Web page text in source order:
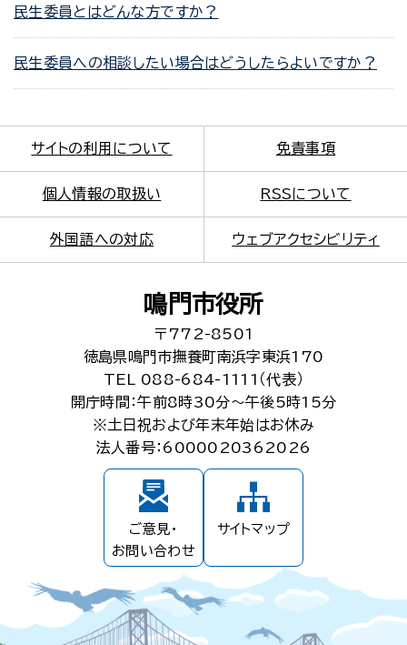
民生委員とはどんな方ですか？
民生委員への相談したい場合はどうしたらよいですか？
サイトの利用について 免責事項
個人情報の取扱い RSSについて
外国語への対応 ウェブアクセシビリティ
鳴門市役所
〒772-8501
徳島県鳴門市撫養町南浜字東浜170
TEL 088-684-1111（代表）
開庁時間：午前8時30分～午後5時15分
※土日祝および年末年始はお休み
法人番号：6000020362026
ご意見・
お問い合わせ
サイトマップ